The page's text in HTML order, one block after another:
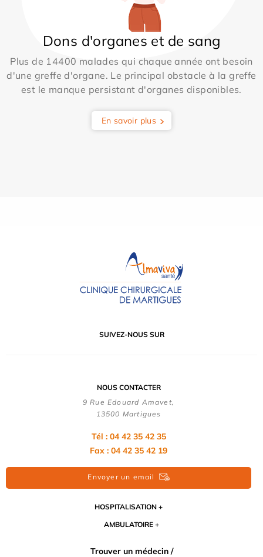
Dons d'organes et de sang
Plus de 14400 malades qui chaque année ont besoin
d'une greffe d'organe. Le principal obstacle à la greffe
est le manque persistant d'organes disponibles.
En savoir plus
SUIVEZ-NOUS SUR
NOUS CONTACTER
9 Rue Edouard Amavet,
13500 Martigues
Tél : 04 42 35 42 35
Fax : 04 42 35 42 19
Envoyer un email
HOSPITALISATION
AMBULATOIRE
Trouver un médecin /